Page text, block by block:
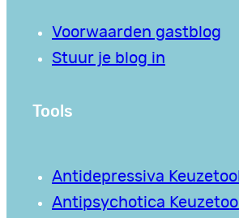
Voorwaarden gastblog
Stuur je blog in
Tools
Antidepressiva Keuzetool
Antipsychotica Keuzetool